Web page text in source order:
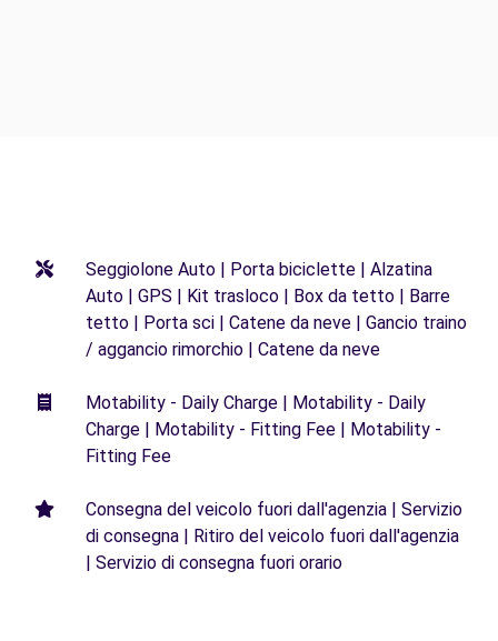
Seggiolone Auto | Porta biciclette | Alzatina
Auto | GPS | Kit trasloco | Box da tetto | Barre
tetto | Porta sci | Catene da neve | Gancio traino
/ aggancio rimorchio | Catene da neve
Motability - Daily Charge | Motability - Daily
Charge | Motability - Fitting Fee | Motability -
Fitting Fee
Consegna del veicolo fuori dall'agenzia | Servizio
di consegna | Ritiro del veicolo fuori dall'agenzia
| Servizio di consegna fuori orario